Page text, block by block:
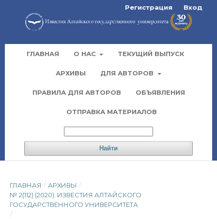
ГЛАВНАЯ О НАС ТЕКУЩИЙ ВЫПУСК
АРХИВЫ ДЛЯ АВТОРОВ
ПРАВИЛА ДЛЯ АВТОРОВ ОБЪЯВЛЕНИЯ
ОТПРАВКА МАТЕРИАЛОВ
Найти
Регистрация Вход
ГЛАВНАЯ / АРХИВЫ /
№ 2(112) (2020): ИЗВЕСТИЯ АЛТАЙСКОГО
ГОСУДАРСТВЕННОГО УНИВЕРСИТЕТА
/